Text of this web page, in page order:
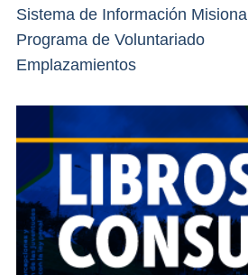
Sistema de Información Misional
Programa de Voluntariado
Emplazamientos